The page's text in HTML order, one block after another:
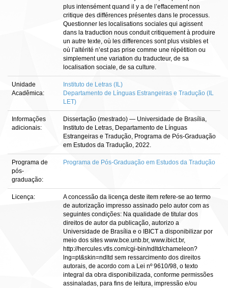
plus intensément quand il y a de l’effacement non
critique des différences présentes dans le processus.
Questionner les localisations sociales qui agissent
dans la traduction nous conduit critiquement à produire
un autre texte, où les differences sont plus visibles et
où l’altérité n’est pas prise comme une répétition ou
simplement une variation du traducteur, de sa
localisation sociale, de sa culture.
Unidade
Acadêmica:
Instituto de Letras (IL)
Departamento de Línguas Estrangeiras e Tradução (IL
LET)
Informações
adicionais:
Dissertação (mestrado) — Universidade de Brasília,
Instituto de Letras, Departamento de Línguas
Estrangeiras e Tradução, Programa de Pós-Graduação
em Estudos da Tradução, 2022.
Programa de
pós-
graduação:
Programa de Pós-Graduação em Estudos da Tradução
Licença:
A concessão da licença deste item refere-se ao termo
de autorização impresso assinado pelo autor com as
seguintes condições: Na qualidade de titular dos
direitos de autor da publicação, autorizo a
Universidade de Brasília e o IBICT a disponibilizar por
meio dos sites www.bce.unb.br, www.ibict.br,
http://hercules.vtls.com/cgi-bin/ndltd/chameleon?
lng=pt&skin=ndltd sem ressarcimento dos direitos
autorais, de acordo com a Lei nº 9610/98, o texto
integral da obra disponibilizada, conforme permissões
assinaladas, para fins de leitura, impressão e/ou